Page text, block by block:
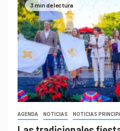
3 min de lectura
AGENDA NOTICIAS NOTICIAS